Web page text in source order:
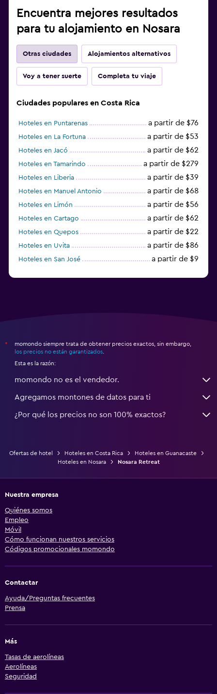
Encuentra mejores resultados
para tu alojamiento en Nosara
Otras ciudades Alojamientos alternativos
Voy a tener suerte Completa tu viaje
Ciudades populares en Costa Rica
Hoteles en Puntarenas a partir de $76
Hoteles en La Fortuna a partir de $53
Hoteles en Jacó a partir de $62
Hoteles en Tamarindo a partir de $279
Hoteles en Liberia a partir de $39
Hoteles en Manuel Antonio a partir de $68
Hoteles en Limón a partir de $56
Hoteles en Cartago a partir de $62
Hoteles en Quepos a partir de $22
Hoteles en Uvita a partir de $86
Hoteles en San José a partir de $9
*
momondo siempre trata de obtener precios exactos, sin embargo,
los precios no están garantizados
Esta es la razón:
momondo no es el vendedor.
Agregamos montones de datos para ti
¿Por qué los precios no son 100% exactos?
Ofertas de hotel Hoteles en Costa Rica
Hoteles en Guanacaste
Hoteles en Nosara
Nosara Retreat
Nuestra empresa
Quiénes somos
Empleo
Móvil
Cómo funcionan nuestros servicios
Códigos promocionales momondo
Contactar
Ayuda/Preguntas frecuentes
Prensa
Más
Tasas de aerolíneas
Aerolíneas
Seguridad